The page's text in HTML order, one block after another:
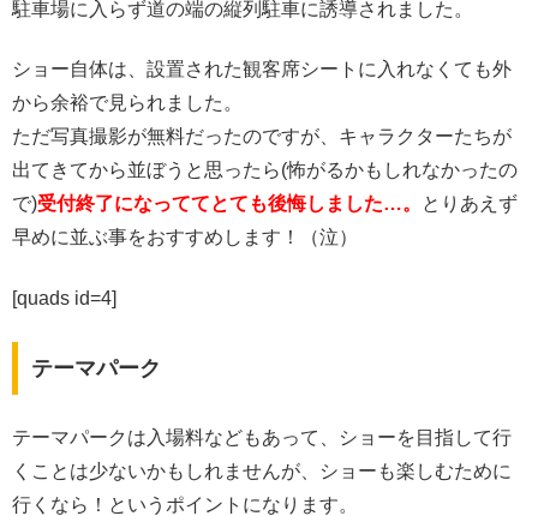
駐車場に入らず道の端の縦列駐車に誘導されました。
ショー自体は、設置された観客席シートに入れなくても外
から余裕で見られました。
ただ写真撮影が無料だったのですが、キャラクターたちが
出てきてから並ぼうと思ったら(怖がるかもしれなかったの
で)受付終了になっててとても後悔しました…。
とりあえず
早めに並ぶ事をおすすめします！（泣）
[quads id=4]
テーマパーク
テーマパークは入場料などもあって、ショーを目指して行
くことは少ないかもしれませんが、ショーも楽しむために
行くなら！というポイントになります。